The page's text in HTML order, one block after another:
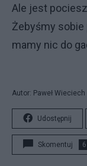
Ale jest
Żebyśmy sobie
mamy nic do
Autor: Paweł Wieciech
Udostępnij
Skomentuj 6